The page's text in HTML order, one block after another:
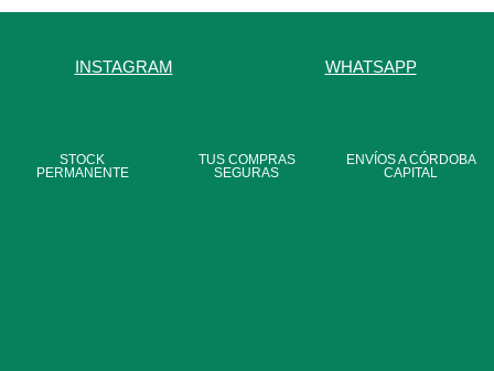
INSTAGRAM WHATSAPP
STOCK
PERMANENTE
TUS COMPRAS
SEGURAS
ENVÍOS A CÓRDOBA
CAPITAL